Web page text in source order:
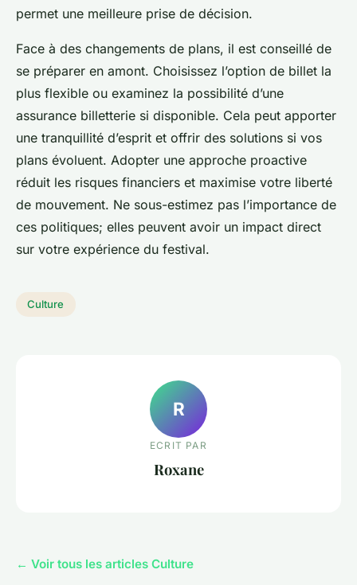
permet une meilleure prise de décision.
Face à des changements de plans, il est conseillé de
se préparer en amont. Choisissez l’option de billet la
plus flexible ou examinez la possibilité d’une
assurance billetterie si disponible. Cela peut apporter
une tranquillité d’esprit et offrir des solutions si vos
plans évoluent. Adopter une approche proactive
réduit les risques financiers et maximise votre liberté
de mouvement. Ne sous-estimez pas l’importance de
ces politiques; elles peuvent avoir un impact direct
sur votre expérience du festival.
Culture
R
ECRIT PAR
Roxane
← Voir tous les articles Culture